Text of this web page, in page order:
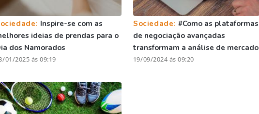
Inspire-se com as
ideias de prendas para o
dos Namorados
01/2025 às 09:19
Sociedade: #Como as plataformas
de negociação avançadas
transformam a análise de mercado
19/09/2024 às 09:20